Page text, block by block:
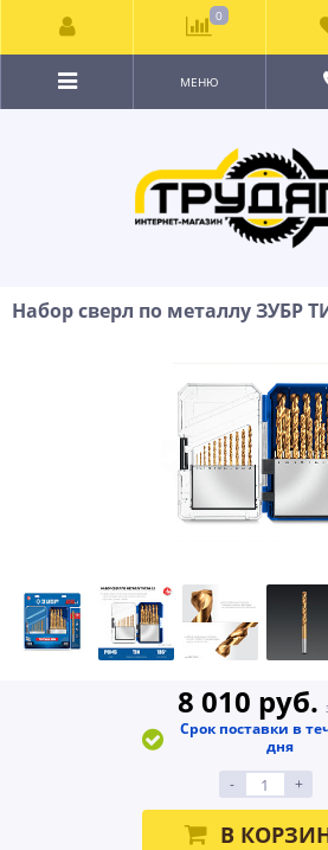
МЕНЮ
Набор сверл по металлу ЗУБР
8 010 руб.
Срок поставки в
дня
-
+
В
0